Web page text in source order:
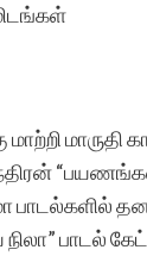
மாற்றி
பாடல்களில்
பாடல்